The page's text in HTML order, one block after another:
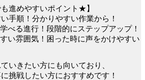
も進めやすいポイント★】
手順！分かりやすい作業から！
べる進行！段階的にステップアップ！
い雰囲気！困った時に声をかけやすい
いきたい方にも向いており、
挑戦したい方におすすめです！